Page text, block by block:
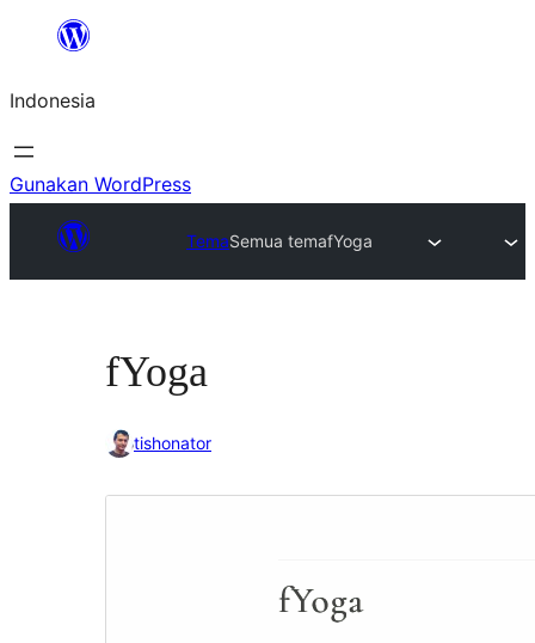
Lewati
konten
Indonesia
Gunakan WordPress
TemaSemua temafYoga
fYoga
tishonator